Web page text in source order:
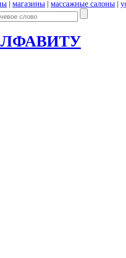
| магазины | массажные салоны |